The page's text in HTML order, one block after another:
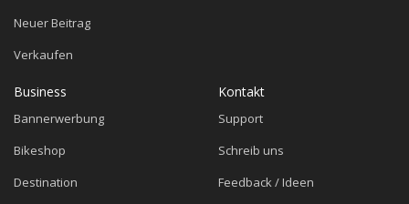
Neuer Beitrag
Verkaufen
Business
Bannerwerbung
Bikeshop
Destination
Kontakt
Support
Schreib uns
Feedback / Ideen